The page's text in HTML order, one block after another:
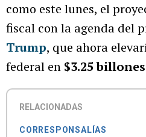
como este lunes, el
fiscal con la agenda del
Trump, que ahora
federal en $3.25 billones
RELACIONADAS
CORRESPONSALÍAS